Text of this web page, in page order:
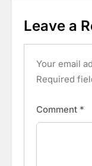
Leave a
Your email
Required
Comment *